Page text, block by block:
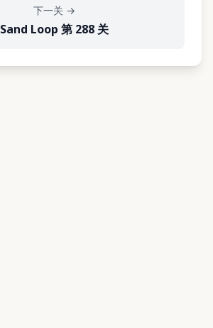
下一关 →
Sand Loop 第 288 关